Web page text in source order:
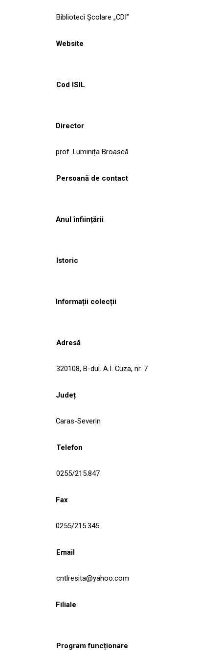
Biblioteci Școlare „CDI”
Website
Cod ISIL
Director
prof. Luminița Broască
Persoană de contact
Anul înființării
Istoric
Informații colecții
Adresă
320108, B-dul. A.I. Cuza, nr. 7
Județ
Caras-Severin
Telefon
0255/215.847
Fax
0255/215.345
Email
cntlresita@yahoo.com
Filiale
Program funcționare